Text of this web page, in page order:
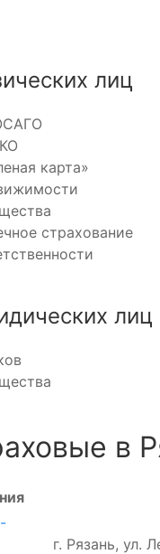
лиц
карта»
страхование
лиц
в
г. Рязань, ул.